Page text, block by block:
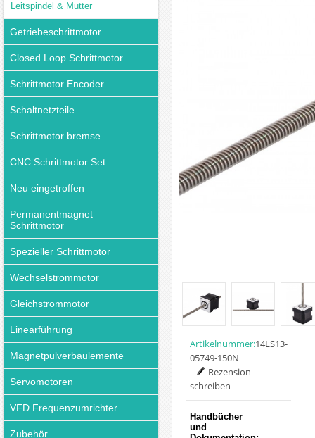
Leitspindel & Mutter
Getriebeschrittmotor
Closed Loop Schrittmotor
Schrittmotor Encoder
Schaltnetzteile
Schrittmotor bremse
CNC Schrittmotor Set
Neu eingetroffen
Permanentmagnet
Schrittmotor
Spezieller Schrittmotor
Wechselstrommotor
Gleichstrommotor
Linearführung
Magnetpulverbaulemente
Servomotoren
VFD Frequenzumrichter
Zubehör
Artikelnummer:14LS13-
05749-150N
Rezension
schreiben
Handbücher
und